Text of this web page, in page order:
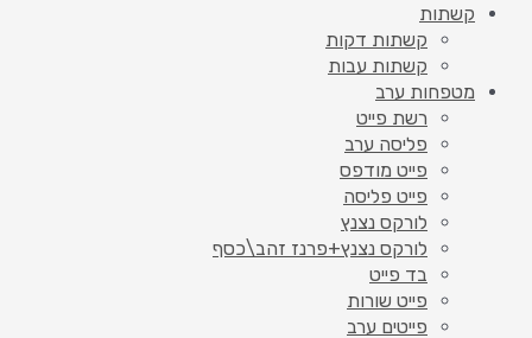
קשתות
קשתות דקות
קשתות עבות
מטפחות ערב
רשת פייט
פליסה ערב
פייט מודפס
פייט פליסה
לורקס נצנץ
לורקס נצנץ+פרנז זהב\כסף
בד פייט
פייט שורות
פייטים ערב